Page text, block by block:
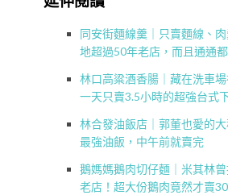
同安街麵線羹｜只賣麵線、
地超過50年老店，而且通通
林口高粱酒香腸｜藏在洗車
一天只賣3.5小時的超強台式
林合發油飯店｜郭董也愛的
最強油飯，中午前就賣完
鵝媽媽鵝肉切仔麵｜米其林
老店！超大份鵝肉竟然才賣